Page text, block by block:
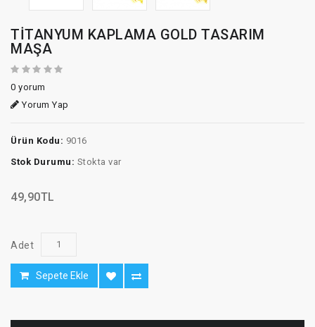
TİTANYUM KAPLAMA GOLD TASARIM
MAŞA
0 yorum
Yorum Yap
Ürün Kodu: 9016
Stok Durumu: Stokta var
49,90TL
Adet
Sepete Ekle